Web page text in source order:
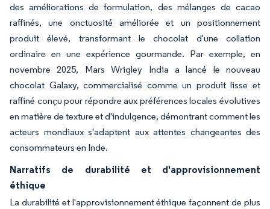
des améliorations de formulation, des mélanges de cacao
raffinés, une onctuosité améliorée et un positionnement
produit élevé, transformant le chocolat d'une collation
ordinaire en une expérience gourmande. Par exemple, en
novembre 2025, Mars Wrigley India a lancé le nouveau
chocolat Galaxy, commercialisé comme un produit lisse et
raffiné conçu pour répondre aux préférences locales évolutives
en matière de texture et d'indulgence, démontrant comment les
acteurs mondiaux s'adaptent aux attentes changeantes des
consommateurs en Inde.
Narratifs de durabilité et d'approvisionnement
éthique
La durabilité et l'approvisionnement éthique façonnent de plus